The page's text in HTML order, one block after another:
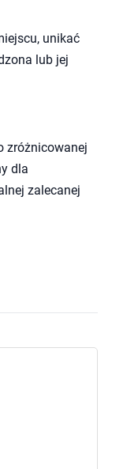
unikać
lub jej
zróżnicowanej
dla
zalecanej